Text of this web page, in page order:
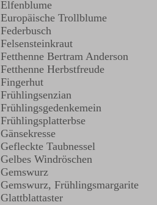
Elfenblume
Europäische Trollblume
Federbusch
Felsensteinkraut
Fetthenne Bertram Anderson
Fetthenne Herbstfreude
Fingerhut
Frühlingsenzian
Frühlingsgedenkemein
Frühlingsplatterbse
Gänsekresse
Gefleckte Taubnessel
Gelbes Windröschen
Gemswurz
Gemswurz, Frühlingsmargarite
Glattblattaster